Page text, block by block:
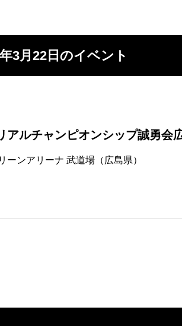
3月22日のイベント
アルチャンピオンシップ誠勇会
ーンアリーナ 武道場（広島県）